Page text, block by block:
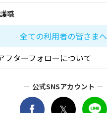
職
全ての利用者の皆さまへ
フターフォローについて
公式SNSアカウント